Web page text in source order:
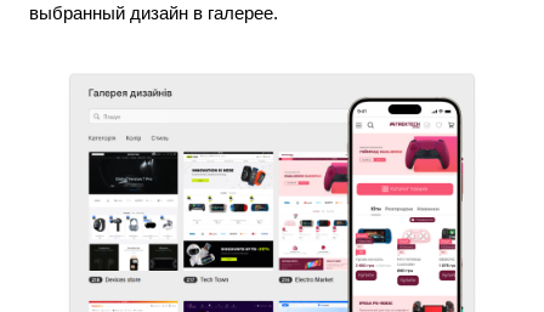
выбранный дизайн в галерее.